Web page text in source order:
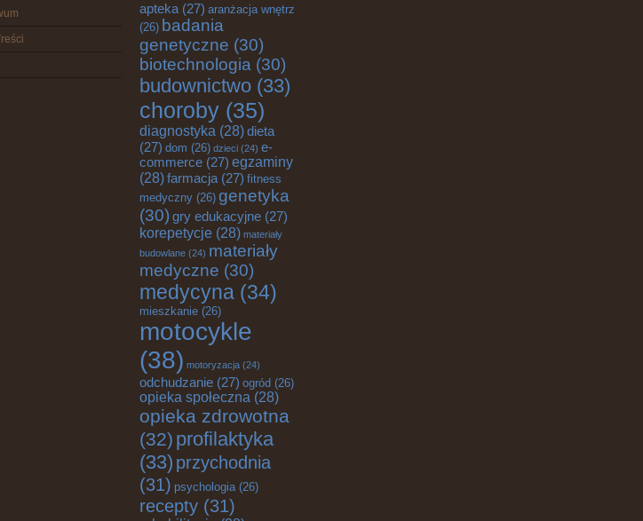
apteka (27) aranżacja wnętrz
(26) badania
genetyczne (30)
biotechnologia (30)
budownictwo (33)
choroby (35)
diagnostyka (28)dieta
(27) dom (26) dzieci (24) e-
commerce (27) egzaminy
(28)farmacja (27) fitness
medyczny (26) genetyka
(30) gry edukacyjne (27)
korepetycje (28) materiały
budowlane (24) materiały
medyczne (30)
medycyna (34)
mieszkanie (26)
motocykle
(38) motoryzacja (24)
odchudzanie (27) ogród (26)
opieka społeczna (28)
opieka zdrowotna
(32) profilaktyka
(33) przychodnia
(31) psychologia(26)
recepty (31)